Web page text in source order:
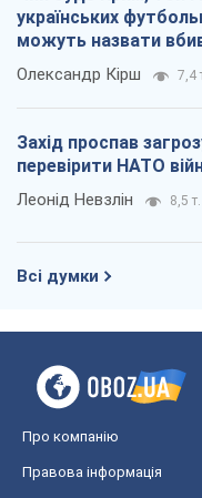
українських
можуть назвати
Олександр Кірш 7,4
Захід проспав
перевірити НАТО
Леонід Невзлін 8,5 т.
Всі думки
Про компанію
Правова інформація